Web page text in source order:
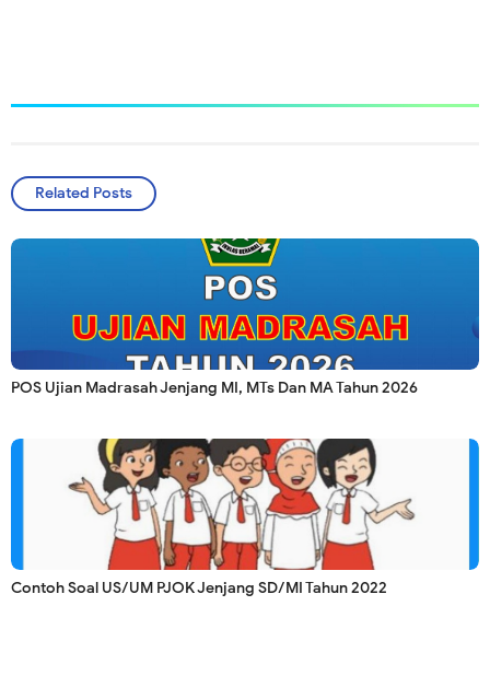
Related Posts
POS Ujian Madrasah Jenjang MI, MTs Dan MA Tahun 2026
Contoh Soal US/UM PJOK Jenjang SD/MI Tahun 2022